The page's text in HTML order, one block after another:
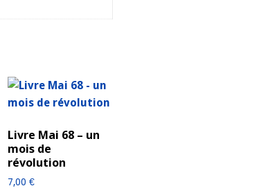
Livre Mai 68 – un
mois de
révolution
7,00 €